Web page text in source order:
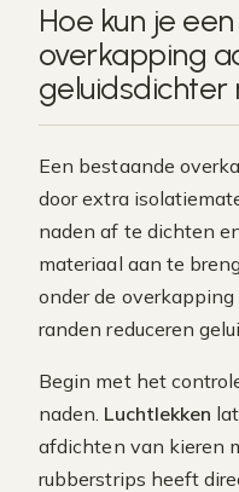
Hoe kun je
overkapping
geluidsdichter
Een bestaande
door extra
naden af te dichten
materiaal aan te
onder de
randen reduceren
Begin met het
naden. Luchtlekken
afdichten van kieren
rubberstrips heeft